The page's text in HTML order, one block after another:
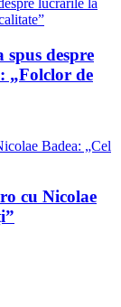
spus despre
„Folclor de
cu Nicolae